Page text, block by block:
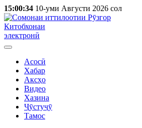
15:00:34 10-уми Августи 2026 сол
Китобхонаи
электронӣ
Асосӣ
Хабар
Аксҳо
Видео
Хазина
Ҷӯстуҷӯ
Тамос